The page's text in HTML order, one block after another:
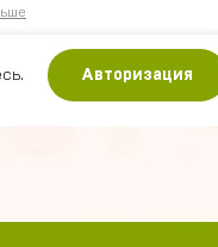
Авторизация